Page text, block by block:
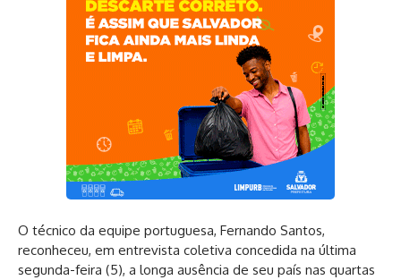
O técnico da equipe portuguesa, Fernando Santos,
reconheceu, em entrevista coletiva concedida na última
segunda-feira (5), a longa ausência de seu país nas quartas